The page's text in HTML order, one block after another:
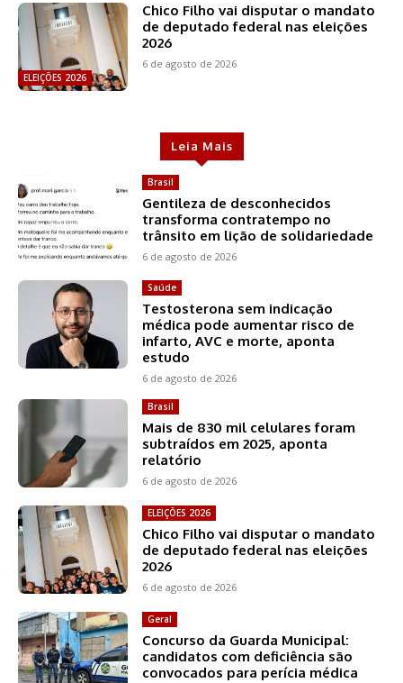
ELEIÇÕES 2026
Chico Filho vai disputar o mandato
de deputado federal nas eleições
2026
6 de agosto de 2026
Leia Mais
Brasil
Gentileza de desconhecidos
transforma contratempo no
trânsito em lição de solidariedade
6 de agosto de 2026
Saúde
Testosterona sem indicação
médica pode aumentar risco de
infarto, AVC e morte, aponta
estudo
6 de agosto de 2026
Brasil
Mais de 830 mil celulares foram
subtraídos em 2025, aponta
relatório
6 de agosto de 2026
ELEIÇÕES 2026
Chico Filho vai disputar o mandato
de deputado federal nas eleições
2026
6 de agosto de 2026
Geral
Concurso da Guarda Municipal:
candidatos com deficiência são
convocados para perícia médica